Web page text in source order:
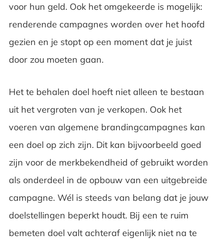
voor hun geld. Ook het omgekeerde is mogelijk:
renderende campagnes worden over het hoofd
gezien en je stopt op een moment dat je juist
door zou moeten gaan.
Het te behalen doel hoeft niet alleen te bestaan
uit het vergroten van je verkopen. Ook het
voeren van algemene brandingcampagnes kan
een doel op zich zijn. Dit kan bijvoorbeeld goed
zijn voor de merkbekendheid of gebruikt worden
als onderdeel in de opbouw van een uitgebreide
campagne. Wél is steeds van belang dat je jouw
doelstellingen beperkt houdt. Bij een te ruim
bemeten doel valt achteraf eigenlijk niet na te